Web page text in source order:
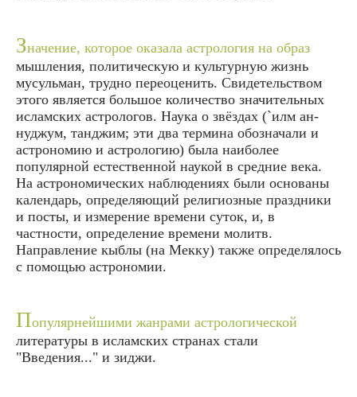
Значение, которое оказала астрология на образ
мышления, политическую и культурную жизнь
мусульман, трудно переоценить. Свидетельством
этого является большое количество значительных
исламских астрологов. Наука о звёздах (`илм ан-
нуджум, танджим; эти два термина обозначали и
астрономию и астрологию) была наиболее
популярной естественной наукой в средние века.
На астрономических наблюдениях были основаны
календарь, определяющий религиозные праздники
и посты, и измерение времени суток, и, в
частности, определение времени молитв.
Направление кыблы (на Мекку) также определялось
с помощью астрономии.
Популярнейшими жанрами астрологической
литературы в исламских странах стали
"Введения..." и зиджи.